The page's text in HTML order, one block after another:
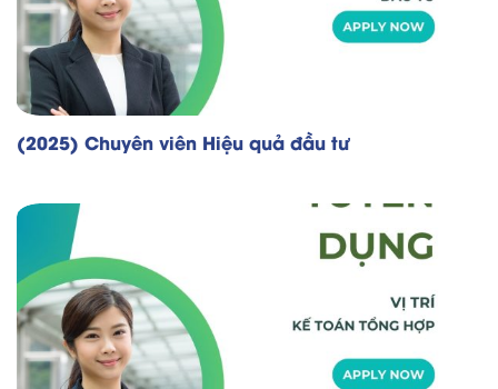
(2025) Chuyên viên Hiệu quả đầu tư